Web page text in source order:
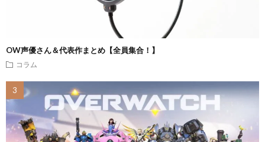
OW声優さん＆代表作まとめ【全員集合！】
コラム